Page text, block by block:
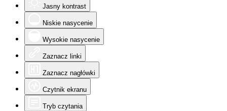
Jasny kontrast
Niskie nasycenie
Wysokie nasycenie
Zaznacz linki
Zaznacz nagłówki
Czytnik ekranu
Tryb czytania